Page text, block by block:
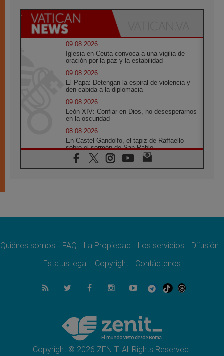
09.08.2026
Iglesia en Ceuta convoca a una vigilia de
oración por la paz y la estabilidad
09.08.2026
El Papa: Detengan la espiral de violencia y
den cabida a la diplomacia
09.08.2026
León XIV: Confiar en Dios, no desesperarnos
en la oscuridad
08.08.2026
En Castel Gandolfo, el tapiz de Raffaello
sobre el sermón de San Pablo
08.08.2026
En Colombia, «la paz no se compra con una
08.08.2026
08.08.2026
del Buen Consejo de Genazzano
Filipinas: el Vicariato Apostólico de Calapán
se convierte en diócesis
Honduras: Los desplazados invisibles de una
crisis olvidada
Quiénes somos FAQ La Propiedad Los servicios
Difusión
Estatus legal
Copyright Contáctenos
Copyright © 2026 ZENIT. All Rights Reserved.